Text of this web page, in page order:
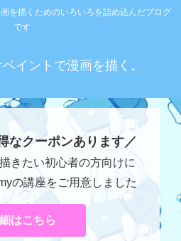
を描くためのいろいろを詰め込んだブログ
です
イントで漫画を描く。
なクーポンあります／
きたい初心者の方向けに
の講座をご用意しました
はこちら